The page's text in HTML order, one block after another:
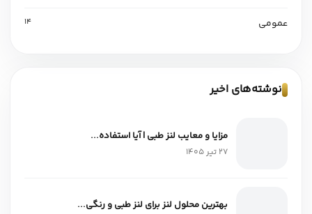
عمومی 14
نوشته‌های اخیر
مزایا و معایب لنز طبی | آیا استفاده...
27 تیر 1405
بهترین محلول لنز برای لنز طبی و رنگی...